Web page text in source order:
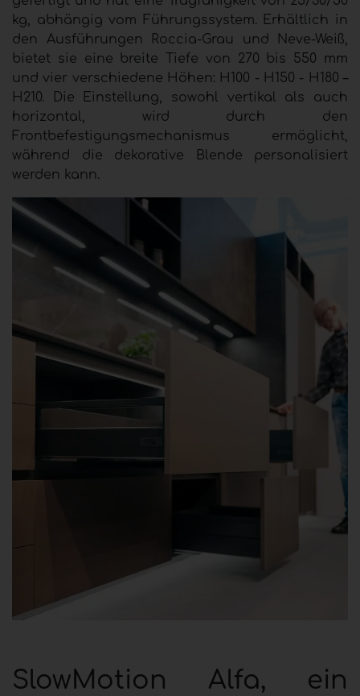
kg, abhängig vom Führungssystem. Erhältlich in
den Ausführungen Roccia-Grau und Neve-Weiß,
bietet sie eine breite Tiefe von 270 bis 550 mm
und vier verschiedene Höhen: H100 - H150 - H180 –
H210. Die Einstellung, sowohl vertikal als auch
horizontal, wird durch den
Frontbefestigungsmechanismus ermöglicht,
während die dekorative Blende personalisiert
werden kann.
SlowMotion Alfa, ein